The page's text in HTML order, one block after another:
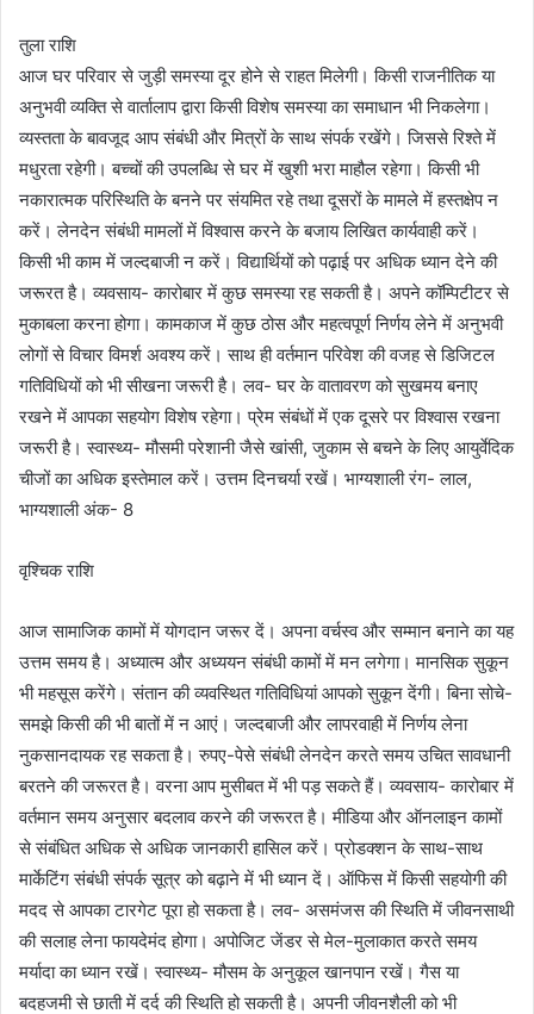
तुला राशि
आज घर परिवार से जुड़ी समस्या दूर होने से राहत मिलेगी। किसी राजनीतिक या
अनुभवी व्यक्ति से वार्तालाप द्वारा किसी विशेष समस्या का समाधान भी निकलेगा।
व्यस्तता के बावजूद आप संबंधी और मित्रों के साथ संपर्क रखेंगे। जिससे रिश्ते में
मधुरता रहेगी। बच्चों की उपलब्धि से घर में खुशी भरा माहौल रहेगा। किसी भी
नकारात्मक परिस्थिति के बनने पर संयमित रहे तथा दूसरों के मामले में हस्तक्षेप न
करें। लेनदेन संबंधी मामलों में विश्वास करने के बजाय लिखित कार्यवाही करें।
किसी भी काम में जल्दबाजी न करें। विद्यार्थियों को पढ़ाई पर अधिक ध्यान देने की
जरूरत है। व्यवसाय- कारोबार में कुछ समस्या रह सकती है। अपने कॉम्पिटीटर से
मुकाबला करना होगा। कामकाज में कुछ ठोस और महत्वपूर्ण निर्णय लेने में अनुभवी
लोगों से विचार विमर्श अवश्य करें। साथ ही वर्तमान परिवेश की वजह से डिजिटल
गतिविधियों को भी सीखना जरूरी है। लव- घर के वातावरण को सुखमय बनाए
रखने में आपका सहयोग विशेष रहेगा। प्रेम संबंधों में एक दूसरे पर विश्वास रखना
जरूरी है। स्वास्थ्य- मौसमी परेशानी जैसे खांसी, जुकाम से बचने के लिए आयुर्वेदिक
चीजों का अधिक इस्तेमाल करें। उत्तम दिनचर्या रखें। भाग्यशाली रंग- लाल,
भाग्यशाली अंक- 8
वृश्चिक राशि
आज सामाजिक कामों में योगदान जरूर दें। अपना वर्चस्व और सम्मान बनाने का यह
उत्तम समय है। अध्यात्म और अध्ययन संबंधी कामों में मन लगेगा। मानसिक सुकून
भी महसूस करेंगे। संतान की व्यवस्थित गतिविधियां आपको सुकून देंगी। बिना सोचे-
समझे किसी की भी बातों में न आएं। जल्दबाजी और लापरवाही में निर्णय लेना
नुकसानदायक रह सकता है। रुपए-पेसे संबंधी लेनदेन करते समय उचित सावधानी
बरतने की जरूरत है। वरना आप मुसीबत में भी पड़ सकते हैं। व्यवसाय- कारोबार में
वर्तमान समय अनुसार बदलाव करने की जरूरत है। मीडिया और ऑनलाइन कामों
से संबंधित अधिक से अधिक जानकारी हासिल करें। प्रोडक्शन के साथ-साथ
मार्केटिंग संबंधी संपर्क सूत्र को बढ़ाने में भी ध्यान दें। ऑफिस में किसी सहयोगी की
मदद से आपका टारगेट पूरा हो सकता है। लव- असमंजस की स्थिति में जीवनसाथी
की सलाह लेना फायदेमंद होगा। अपोजिट जेंडर से मेल-मुलाकात करते समय
मर्यादा का ध्यान रखें। स्वास्थ्य- मौसम के अनुकूल खानपान रखें। गैस या
बदहजमी से छाती में दर्द की स्थिति हो सकती है। अपनी जीवनशैली को भी